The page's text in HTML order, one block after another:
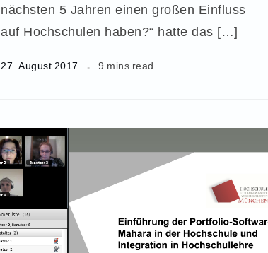
nächsten 5 Jahren einen großen Einfluss
auf Hochschulen haben?“ hatte das […]
27. August 2017 9 mins read